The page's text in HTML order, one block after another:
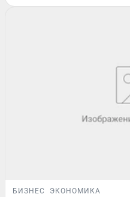
БИЗНЕС ЭКОНОМИКА